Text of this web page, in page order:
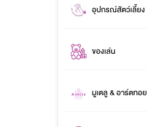
อุปกรณ์สัตว์เลี้ยง
ของเล่น
มูเตลู & อาร์ตทอย